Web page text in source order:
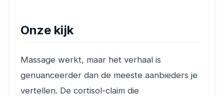
Onze kijk
Massage werkt, maar het verhaal is
genuanceerder dan de meeste aanbieders je
vertellen. De cortisol-claim die